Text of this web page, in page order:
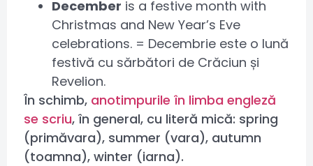
December is a festive month with
Christmas and New Year’s Eve
celebrations. = Decembrie este o lună
festivă cu sărbători de Crăciun și
Revelion.
În schimb, anotimpurile în limba engleză
se scriu, în general, cu literă mică: spring
(primăvara), summer (vara), autumn
(toamna), winter (iarna).